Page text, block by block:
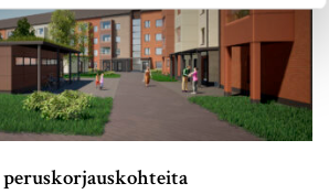
peruskorjauskohteita